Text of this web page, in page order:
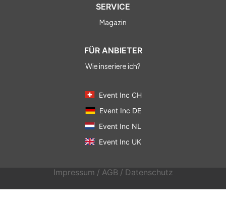
SERVICE
Magazin
FÜR ANBIETER
Wie inseriere ich?
Event Inc CH
Event Inc DE
Event Inc NL
Event Inc UK
Impressum / AGB / Datenschutz